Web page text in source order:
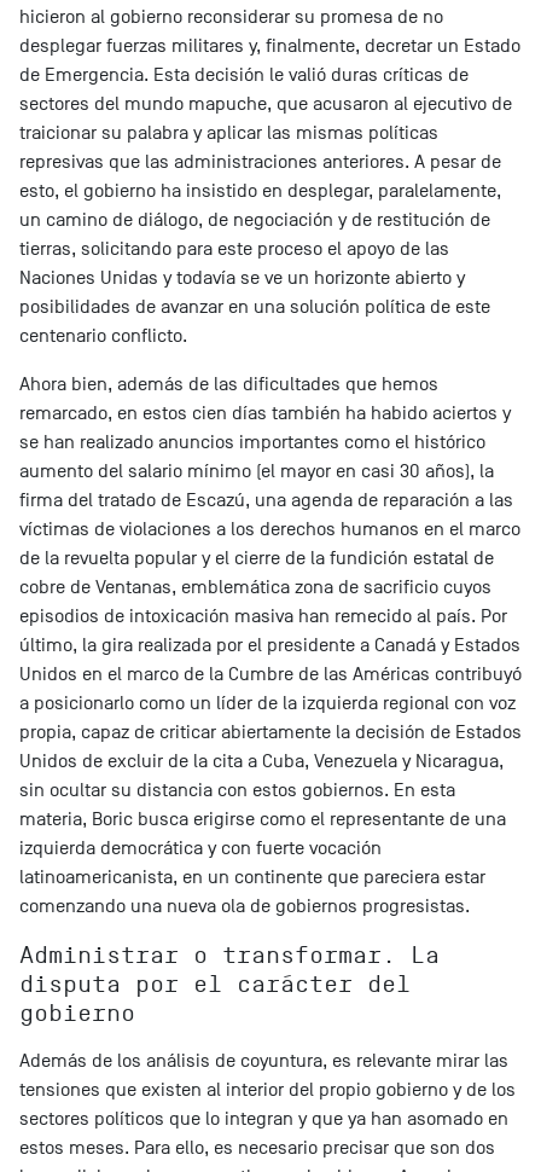
hicieron al gobierno reconsiderar su promesa de no
desplegar fuerzas militares y, finalmente, decretar un Estado
de Emergencia. Esta decisión le valió duras críticas de
sectores del mundo mapuche, que acusaron al ejecutivo de
traicionar su palabra y aplicar las mismas políticas
represivas que las administraciones anteriores. A pesar de
esto, el gobierno ha insistido en desplegar, paralelamente,
un camino de diálogo, de negociación y de restitución de
tierras, solicitando para este proceso el apoyo de las
Naciones Unidas y todavía se ve un horizonte abierto y
posibilidades de avanzar en una solución política de este
centenario conflicto.
Ahora bien, además de las dificultades que hemos
remarcado, en estos cien días también ha habido aciertos y
se han realizado anuncios importantes como el histórico
aumento del salario mínimo (el mayor en casi 30 años), la
firma del tratado de Escazú, una agenda de reparación a las
víctimas de violaciones a los derechos humanos en el marco
de la revuelta popular y el cierre de la fundición estatal de
cobre de Ventanas, emblemática zona de sacrificio cuyos
episodios de intoxicación masiva han remecido al país. Por
último, la gira realizada por el presidente a Canadá y Estados
Unidos en el marco de la Cumbre de las Américas contribuyó
a posicionarlo como un líder de la izquierda regional con voz
propia, capaz de criticar abiertamente la decisión de Estados
Unidos de excluir de la cita a Cuba, Venezuela y Nicaragua,
sin ocultar su distancia con estos gobiernos. En esta
materia, Boric busca erigirse como el representante de una
izquierda democrática y con fuerte vocación
latinoamericanista, en un continente que pareciera estar
comenzando una nueva ola de gobiernos progresistas.
Administrar o transformar. La
disputa por el carácter del
gobierno
Además de los análisis de coyuntura, es relevante mirar las
tensiones que existen al interior del propio gobierno y de los
sectores políticos que lo integran y que ya han asomado en
estos meses. Para ello, es necesario precisar que son dos